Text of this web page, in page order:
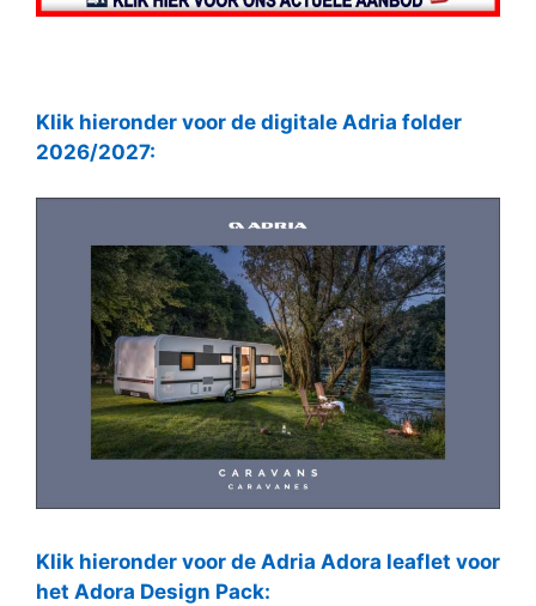
Klik hieronder voor de digitale Adria folder
2026/2027:
Klik hieronder voor de Adria Adora leaflet voor
het Adora Design Pack: